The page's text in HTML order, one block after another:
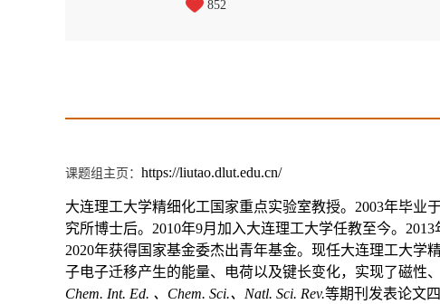
852
课题组主页： https://liutao.dlut.edu.cn/
大连理工大学精细化工国家重点实验室教授。 2003年毕业
究所博士后。 2010年9月加入大连理工大学任教至今。 2013
2020年获得国家基金委杰出青年基金。现任大连理工大学
子电子迁移产生的能量、电荷以及键长变化，实现了磁性
Chem. Int. Ed. 、 Chem. Sci.、 Natl. Sci. Rev.等期刊发表论文四